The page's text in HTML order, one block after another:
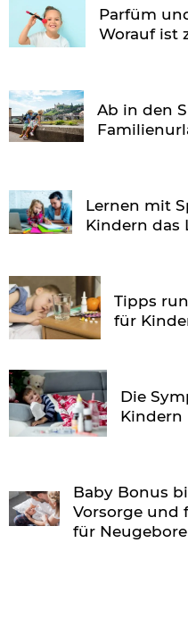
Parfüm
Worauf ist
Ab in den
Lernen mit
Kindern das
Tipps
für
Die
Kindern
Baby Bonus
Vorsorge und
für